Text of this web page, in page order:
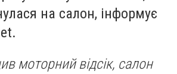
на салон, інформує
моторний відсік, салон